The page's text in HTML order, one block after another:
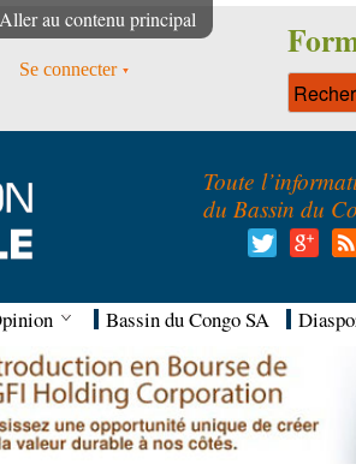
Aller au contenu principal
Se connecter
Toute
du Bassin du
Bassin du Congo SA